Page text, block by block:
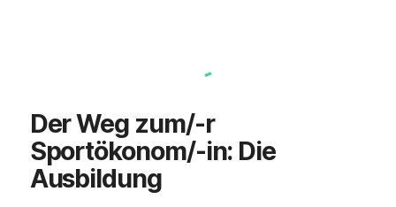
Der Weg zum/-r
Sportökonom/-in: Die
Ausbildung